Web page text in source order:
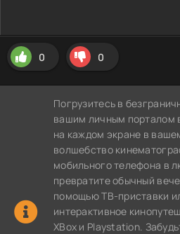
0 0
Погрузитесь в
вашим личным порталом
на каждом экране в
волшебство
мобильного телефона в
превратите обычный
помощью ТВ-приставки
интерактивное
XBox и Playstation.